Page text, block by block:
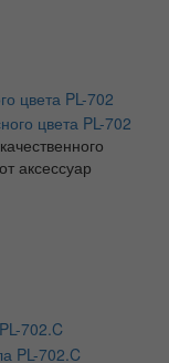
цвета PL-702
аксессуар
702.C